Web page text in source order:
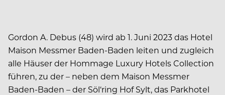
Gordon A. Debus (48) wird ab 1. Juni 2023 das Hotel
Maison Messmer Baden-Baden leiten und zugleich
alle Häuser der Hommage Luxury Hotels Collection
führen, zu der – neben dem Maison Messmer
Baden-Baden – der Söl‘ring Hof Sylt, das Parkhotel